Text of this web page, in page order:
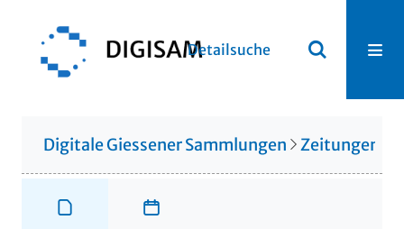
Detailsuche
Digitale Giessener Sammlungen Zeitungen